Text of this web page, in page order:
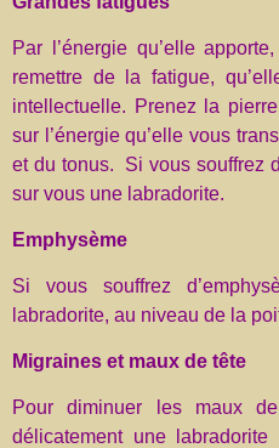
Par l’énergie qu’elle
remettre de la fatigue,
intellectuelle. Prenez la
sur l’énergie qu’elle vous
et du tonus. Si vous souffrez
sur vous une labradorite.
Emphysème
Si vous souffrez
labradorite, au niveau de la
Migraines et maux de tête
Pour diminuer les maux
délicatement une